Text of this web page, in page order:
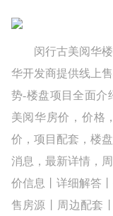
闵行古美阅华楼
华开发商提供线上
势-楼盘项目全面介
美阅华房价，价格
价，项目配套，楼
消息，最新详情，
价信息丨详细解答
售房源丨周边配套